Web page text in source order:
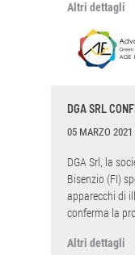
Altri dettagli
DGA SRL
05 MARZO 2021
DGA Srl, la
Bisenzio (FI)
apparecchi di
conferma la
Altri dettagli